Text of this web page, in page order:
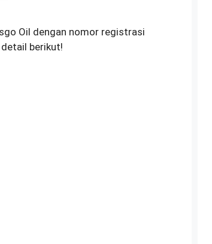
Oil dengan nomor registrasi
berikut!